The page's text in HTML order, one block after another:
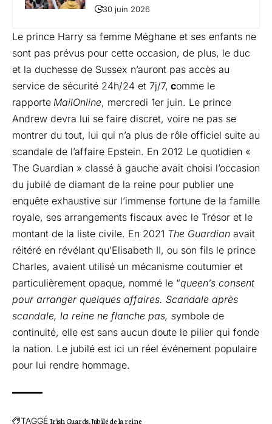
30 juin 2026
Le prince Harry sa femme Méghane et ses enfants ne
sont pas prévus pour cette occasion, de plus, le duc
et la duchesse de Sussex n’auront pas accès au
service de sécurité 24h/24 et 7j/7, comme le
rapporte MailOnline, mercredi 1er juin. Le prince
Andrew devra lui se faire discret, voire ne pas se
montrer du tout, lui qui n’a plus de rôle officiel suite au
scandale de l’affaire Epstein. En 2012 Le quotidien «
The Guardian » classé à gauche avait choisi l’occasion
du jubilé de diamant de la reine pour publier une
enquête exhaustive sur l’immense fortune de la famille
royale, ses arrangements fiscaux avec le Trésor et le
montant de la liste civile. En 2021 The Guardian avait
réitéré en révélant qu’Elisabeth II, ou son fils le prince
Charles, avaient utilisé un mécanisme coutumier et
particulièrement opaque, nommé le “queen’s consent
pour arranger quelques affaires. Scandale après
scandale, la reine ne flanche pas, symbole de
continuité, elle est sans aucun doute le pilier qui fonde
la nation. Le jubilé est ici un réel événement populaire
pour lui rendre hommage.
TAGGÉIrish Guards Jubilé de la reine